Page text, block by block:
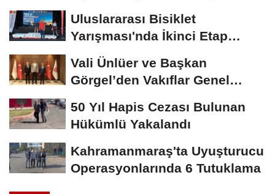
Uluslararası Bisiklet
Yarışması'nda İkinci Etap
Nefes Kesti
Vali Ünlüer ve Başkan
Görgel’den Vakıflar Genel
50 Yıl Hapis Cezası Bulunan
Hükümlü Yakalandı
Kahramanmaraş'ta Uyuşturucu
Operasyonlarında 6 Tutuklama